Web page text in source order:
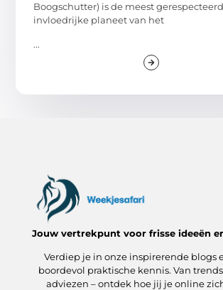
Boogschutter) is de meest
invloedrijke planeet van het
...
Jouw vertrekpunt voor frisse ideeën
Verdiep je in onze inspirerende blogs
boordevol praktische kennis. Van
adviezen – ontdek hoe jij je online